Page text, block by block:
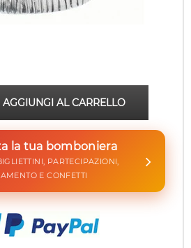
AGGIUNGI AL CARRELLO
la tua bomboniera
PARTECIPAZIONI,
E CONFETTI